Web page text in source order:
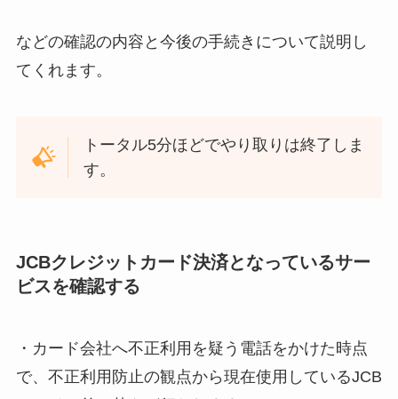
などの確認の内容と今後の手続きについて説明し
てくれます。
トータル5分ほどでやり取りは終了しま
す。
JCBクレジットカード決済となっているサー
ビスを確認する
・カード会社へ不正利用を疑う電話をかけた時点
で、不正利用防止の観点から現在使用しているJCB